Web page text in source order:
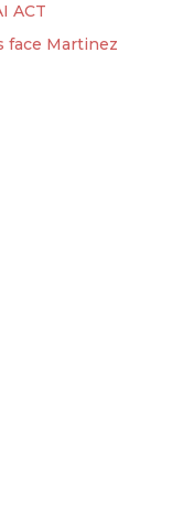
ACT
face Martinez